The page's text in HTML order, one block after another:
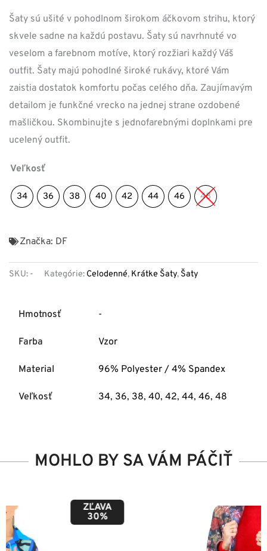
Šaty sú ušité v pohodlnom širokom áčkovom strihu, ktorý
skvele sadne na každú postavu. Šaty sú navrhnuté vo
veselom a farebnom motíve, ktorý rozžiari každý Váš
outfit. Šaty majú pohodlné široké rukávy, ktoré Vám
zaistia dostatok komfortu počas celého dňa. Zaujímavým
detailom je funkčné vrecko na jednej strane ozdobené
mašličkou. Skombinujte s jednofarebnými doplnkami pre
ucelený outfit.
Veľkosť
34 36 38 40 42 44 46 48
Značka: DF
SKU: - Kategórie: Celodenné, Krátke Šaty, Šaty
Hmotnosť -
Farba Vzor
Material 96% Polyester / 4% Spandex
Veľkosť 34, 36, 38, 40, 42, 44, 46, 48
MOHLO BY SA VÁM PÁČIŤ
ZĽAVA
50%